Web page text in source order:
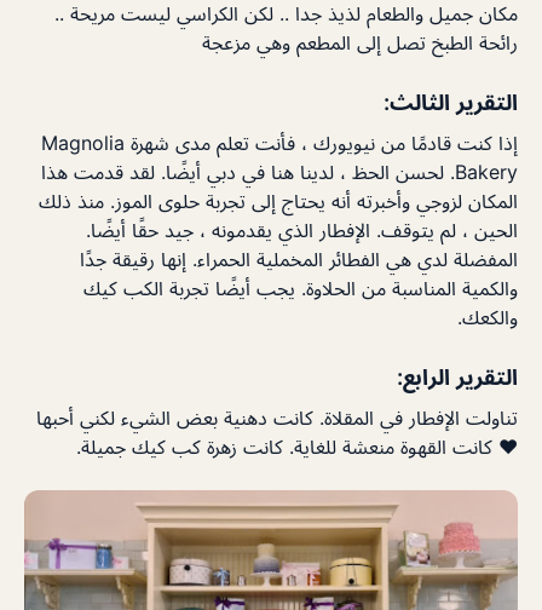
مكان جميل والطعام لذيذ جدا .. لكن الكراسي ليست مريحة ..
رائحة الطبخ تصل إلى المطعم وهي مزعجة
التقرير الثالث:
إذا كنت قادمًا من نيويورك ، فأنت تعلم مدى شهرة Magnolia
Bakery. لحسن الحظ ، لدينا هنا في دبي أيضًا. لقد قدمت هذا
المكان لزوجي وأخبرته أنه يحتاج إلى تجربة حلوى الموز. منذ ذلك
الحين ، لم يتوقف. الإفطار الذي يقدمونه ، جيد حقًا أيضًا.
المفضلة لدي هي الفطائر المخملية الحمراء. إنها رقيقة جدًا
والكمية المناسبة من الحلاوة. يجب أيضًا تجربة الكب كيك
والكعك.
التقرير الرابع:
تناولت الإفطار في المقلاة. كانت دهنية بعض الشيء لكني أحبها
❤ كانت القهوة منعشة للغاية. كانت زهرة كب كيك جميلة.